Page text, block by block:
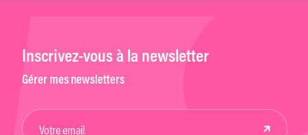
Inscrivez-vous à la newsletter
Gérer mes newsletters